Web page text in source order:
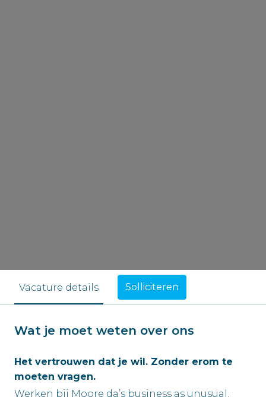
Vacature details Solliciteren
Wat je moet weten over ons
Het vertrouwen dat je wil. Zonder erom te
moeten vragen.
Werken bij Moore da’s business as unusual.